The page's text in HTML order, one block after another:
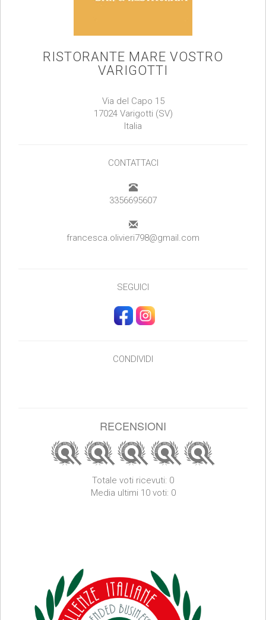
RISTORANTE MARE VOSTRO
VARIGOTTI
Via del Capo 15
17024 Varigotti (SV)
Italia
CONTATTACI
3356695607
francesca.olivieri798@gmail.com
SEGUICI
CONDIVIDI
RECENSIONI
Totale voti ricevuti: 0
Media ultimi 10 voti: 0